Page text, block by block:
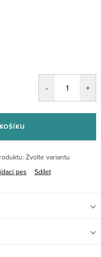
Zvolte variantu
pes Sdílet